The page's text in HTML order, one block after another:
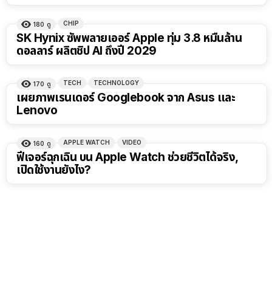
180 ดู CHIP
SK Hynix ซัพพลายเออร์ Apple ทุ่ม 3.8 หมื่นล้าน
ดอลลาร์ ผลิตชิป AI ถึงปี 2029
170 ดู TECH TECHNOLOGY
เผยภาพเรนเดอร์ Googlebook จาก Asus และ
Lenovo
160 ดู APPLE WATCH VIDEO
ฟีเจอร์ฉุกเฉิน บน Apple Watch ช่วยชีวิตได้จริง,
เปิดใช้งานยังไง?